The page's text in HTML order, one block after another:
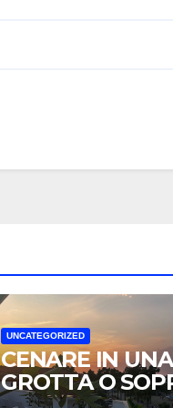
UNCATEGORIZED
CENARE IN UNA
GROTTA O